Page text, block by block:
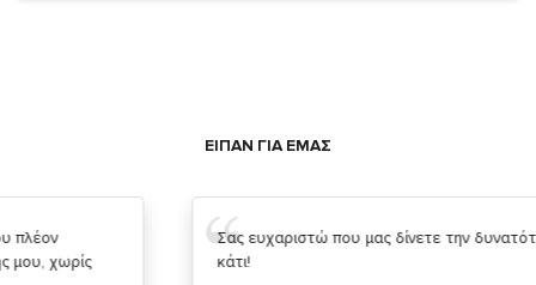
ΕΙΠΑΝ ΓΙΑ ΕΜΑΣ
Σας ευχαριστώ που μας δίνετε την δυνατότητα να κάνουμε
κάτι!